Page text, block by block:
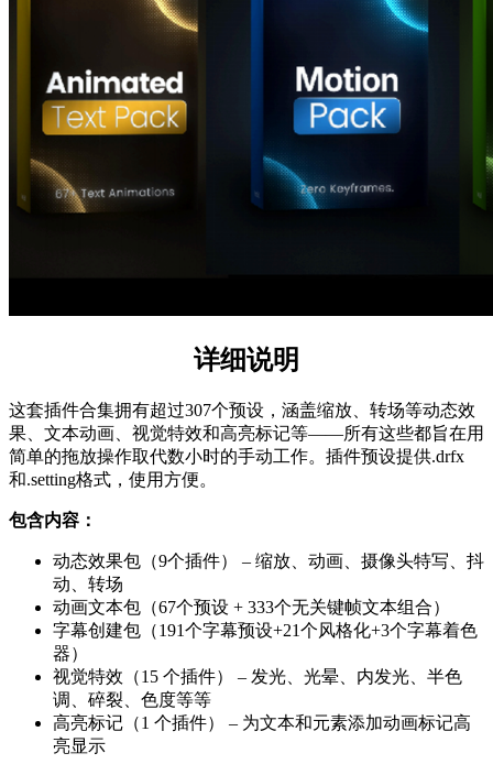
详细说明
这套插件合集拥有超过307个预设，涵盖缩放、转场等动态效
果、文本动画、视觉特效和高亮标记等——所有这些都旨在用
简单的拖放操作取代数小时的手动工作。插件预设提供.drfx
和.setting格式，使用方便。
包含内容：
动态效果包（9个插件）
– 缩放、动画、摄像头特写、抖
动、转场
动画文本包（67个预设 + 333个无关键帧文本组合）
字幕创建包（191个字幕预设+21个风格化+3个字幕着色
器）
视觉特效（15 个插件）
– 发光、光晕、内发光、半色
调、碎裂、色度等等
高亮标记（1 个插件）
– 为文本和元素添加动画标记高
亮显示